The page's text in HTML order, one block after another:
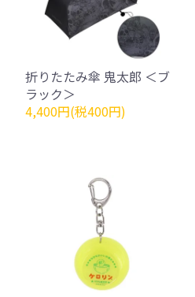
折りたたみ傘 鬼太郎 ＜ブ
ラック＞
4,400円(税400円)